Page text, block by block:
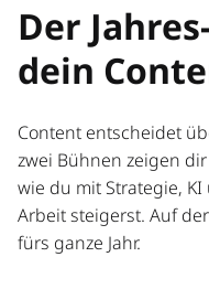
Der
dein
Content entscheidet
zwei Bühnen zeigen
wie du mit Strategie,
Arbeit steigerst. Auf
fürs ganze Jahr.